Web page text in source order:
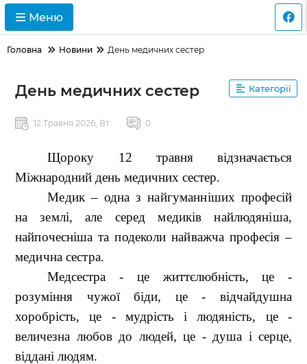
Меню
Головна Новини День медичних сестер
День медичних сестер Категорії
12 Травня 2026, Вт 0
Щороку 12 травня відзначається
Міжнародний день медичних сестер.
Медик – одна з найгуманніших професій
на землі, але серед медиків найлюдяніша,
найпочесніша та подеколи найважча професія –
медична сестра.
Медсестра - це життєлюбність, це -
розуміння чужої біди, це - відчайдушна
хоробрість, це - мудрість і людяність, це -
величезна любов до людей, це - душа і серце,
віддані людям.